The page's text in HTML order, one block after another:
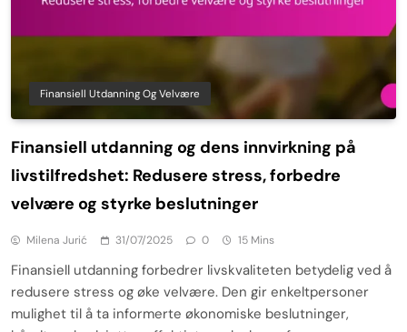
Finansiell Utdanning Og Velvære
Finansiell utdanning og dens innvirkning på
livstilfredshet: Redusere stress, forbedre
velvære og styrke beslutninger
Milena Jurić 31/07/2025 0 15 Mins
Finansiell utdanning forbedrer livskvaliteten betydelig ved å
redusere stress og øke velvære. Den gir enkeltpersoner
mulighet til å ta informerte økonomiske beslutninger,